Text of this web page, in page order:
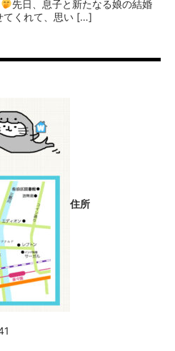
⁡⁡先日、息子と新たなる娘の結婚
てくれて、思い […]
住所